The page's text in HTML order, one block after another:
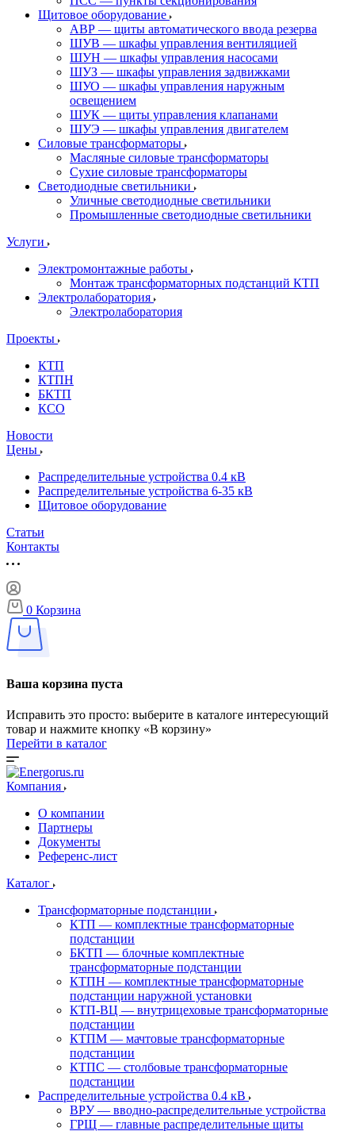
Щитовое оборудование
АВР — щиты автоматического ввода резерва
ШУВ — шкафы управления вентиляцией
ШУН — шкафы управления насосами
ШУЗ — шкафы управления задвижками
ШУО — шкафы управления наружным
освещением
ШУК — щиты управления клапанами
ШУЭ — шкафы управления двигателем
Силовые трансформаторы
Масляные силовые трансформаторы
Сухие силовые трансформаторы
Светодиодные светильники
Уличные светодиодные светильники
Промышленные светодиодные светильники
Услуги
Электромонтажные работы
Монтаж трансформаторных подстанций КТП
Электролаборатория
Электролаборатория
Проекты
КТП
КТПН
БКТП
КСО
Новости
Цены
Распределительные устройства 0.4 кВ
Распределительные устройства 6-35 кВ
Щитовое оборудование
Статьи
Контакты
0 Корзина
Ваша корзина пуста
Исправить это просто: выберите в каталоге интересующий
товар и нажмите кнопку «В корзину»
Перейти в каталог
Компания
О компании
Партнеры
Документы
Референс-лист
Каталог
Трансформаторные подстанции
КТП — комплектные трансформаторные
подстанции
БКТП — блочные комплектные
трансформаторные подстанции
КТПН — комплектные трансформаторные
подстанции наружной установки
КТП-ВЦ — внутрицеховые трансформаторные
подстанции
КТПМ — мачтовые трансформаторные
подстанции
КТПС — столбовые трансформаторные
подстанции
Распределительные устройства 0.4 кВ
ВРУ — вводно-распределительные устройства
ГРЩ — главные распределительные щиты